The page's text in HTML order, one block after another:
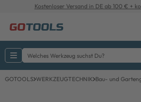
Kostenloser Versand in DE ab 100 € +
GOTOOLS WERKZEUGTECHNIK Bau- und